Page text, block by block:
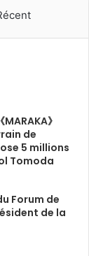
MARAKA》
de
5 millions
Tomoda
Forum de
de la